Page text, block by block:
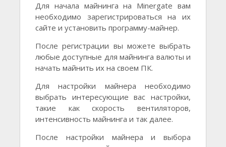
Для начала майнинга на Minergate вам
необходимо зарегистрироваться на их
сайте и установить программу-майнер.
После регистрации вы можете выбрать
любые доступные для майнинга валюты и
начать майнить их на своем ПК.
Для настройки майнера необходимо
выбрать интересующие вас настройки,
такие как скорость вентиляторов,
интенсивность майнинга и так далее.
После настройки майнера и выбора